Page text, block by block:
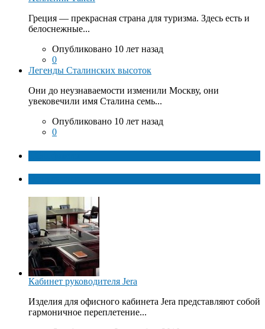
Греция — прекрасная страна для туризма. Здесь есть и
белоснежные...
Опубликовано 10 лет назад
0
Легенды Сталинских высоток
Они до неузнаваемости изменили Москву, они
увековечили имя Сталина семь...
Опубликовано 10 лет назад
0
Кабинет руководителя Jera
Изделия для офисного кабинета Jera представляют собой
гармоничное переплетение...